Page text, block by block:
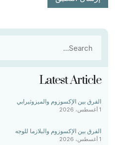
Latest Article
الفرق بين الإكسوزوم والميزوثيرابي
1 أغسطس، 2026
الفرق بين الإكسوزوم والبلازما للوجه
1 أغسطس، 2026